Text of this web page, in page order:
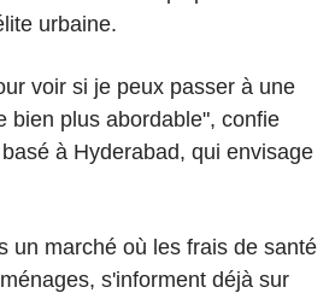
urbaine.
voir si je peux passer à une
bien plus abordable", confie
à Hyderabad, qui envisage
un marché où les frais de santé
s'informent déjà sur